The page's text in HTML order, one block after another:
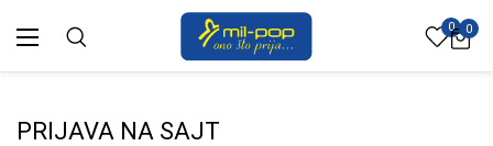
0 0
PRIJAVA NA SAJT